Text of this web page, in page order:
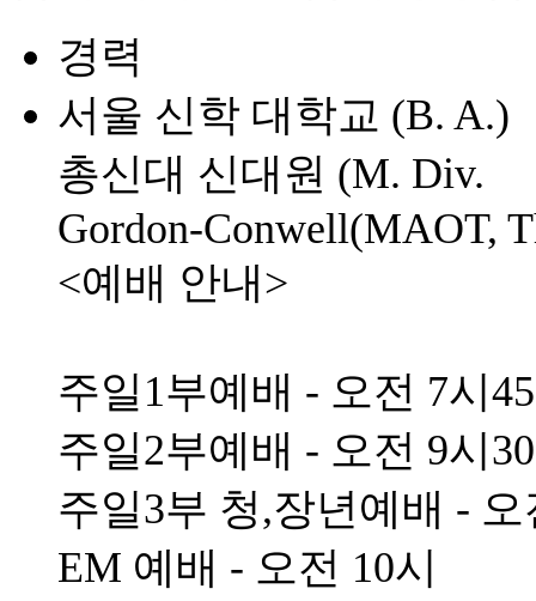
경력
서울 신학 대학교 (B. A.)
총신대 신대원 (M. Div.
Gordon-Conwell(MAOT,
<예배 안내>
주일1부예배 - 오전 7시
주일2부예배 - 오전 9시
주일3부 청,장년예배 - 오
EM 예배 - 오전 10시